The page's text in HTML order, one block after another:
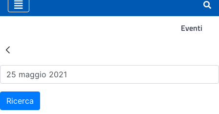
Eventi
Risultati della Ricerca -
Ricerca